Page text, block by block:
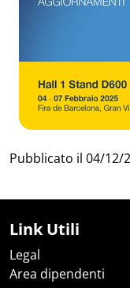
Pubblicato il 04/12/
Link Utili
Legal
Area dipendenti